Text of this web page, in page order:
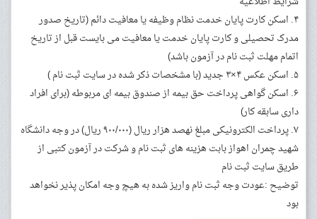
۴. اسکن کارت پایان خدمت نظام وظیفه یا معافیت دائم (تاریخ صدور
مدرک تحصیلی و کارت پایان خدمت یا معافیت می بایست قبل از تاریخ
اتمام مهلت ثبت نام در آزمون باشد)
۵. اسکن عکس ۴×۳ جدید (با مشخصات ذکر شده در سایت ثبت نام )
۶. اسکن گواهی پرداخت حق بیمه از صندوق بیمه ای مربوطه (برای افراد
داری سابقه کار)
۷. پرداخت الکترونیکی مبلغ نهصد هزار ریال (۹۰۰/۰۰۰ ریال) در وجه دانشگاه
شهید چمران اهواز بابت هزینه های ثبت نام و شرکت در آزمون کتبی از
طریق سایت ثبت نام
توضیح :عودت وجه ثبت نام واریز شده به هیچ وجه امکان پذیر نخواهد
بود